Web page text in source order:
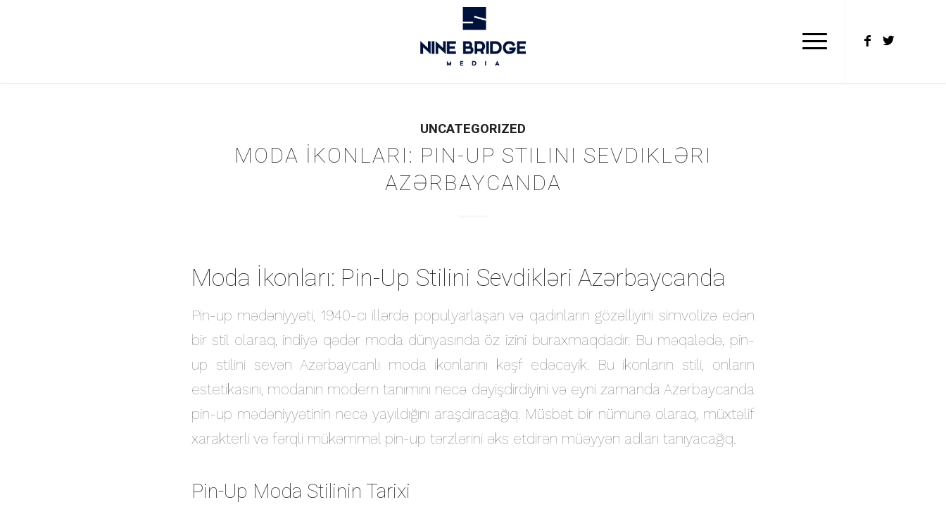
UNCATEGORIZED
MODA İKONLARI: PIN-UP STILINI SEVDIKLƏRI
AZƏRBAYCANDA
Moda İkonları: Pin-Up Stilini Sevdikləri Azərbaycanda
Pin-up mədəniyyəti, 1940-cı illərdə populyarlaşan və qadınların gözəlliyini simvolizə edən
bir stil olaraq, indiyə qədər moda dünyasında öz izini buraxmaqdadır. Bu məqalədə, pin-
up stilini sevən Azərbaycanlı moda ikonlarını kəşf edəcəyik. Bu ikonların stili, onların
estetikasını, modanın modern tanımını necə dəyişdirdiyini və eyni zamanda Azərbaycanda
pin-up mədəniyyətinin necə yayıldığını araşdıracağıq. Müsbət bir nümunə olaraq, müxtəlif
xarakterli və fərqli mükəmməl pin-up tərzlərini əks etdirən müəyyən adları tanıyacağıq.
Pin-Up Moda Stilinin Tarixi